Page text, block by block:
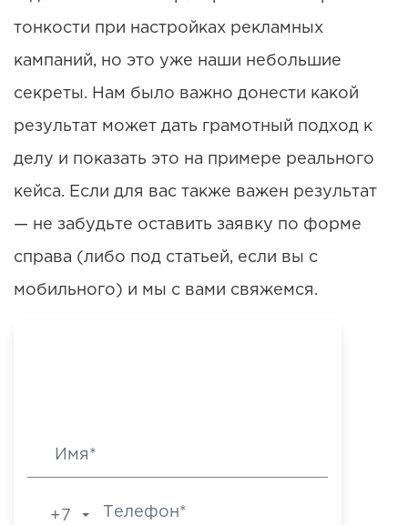
тонкости при настройках рекламных
кампаний, но это уже наши небольшие
секреты. Нам было важно донести какой
результат может дать грамотный подход к
делу и показать это на примере реального
кейса. Если для вас также важен результат
— не забудьте оставить заявку по форме
справа (либо под статьей, если вы с
мобильного) и мы с вами свяжемся.
+7